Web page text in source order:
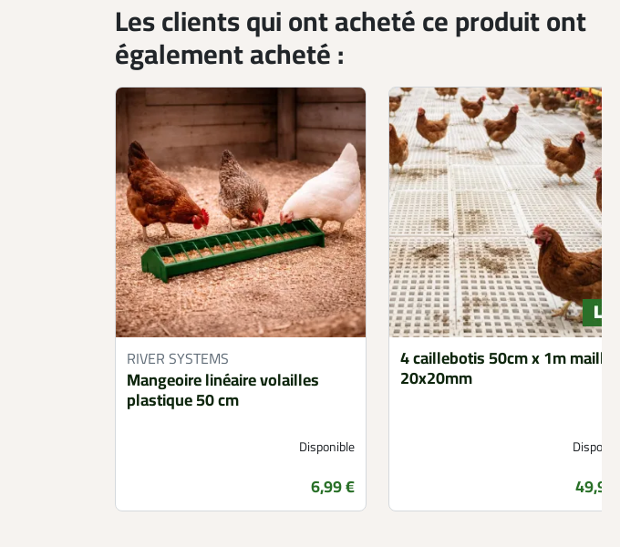
Les clients qui ont acheté ce produit ont
également acheté :
RIVER SYSTEMS
Mangeoire linéaire volailles
plastique 50 cm
Disponible
Prix
6,99 €
4 caillebotis 50cm x 1m maille
20x20mm
Disponible
Prix
49,99 €